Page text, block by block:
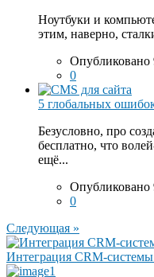
Ноутбуки и
этим, наверно,
Опубликовано
0
5 глобальных
Безусловно, про
бесплатно, что
ещё...
Опубликовано
0
Следующая »
Интеграция CRM-системы